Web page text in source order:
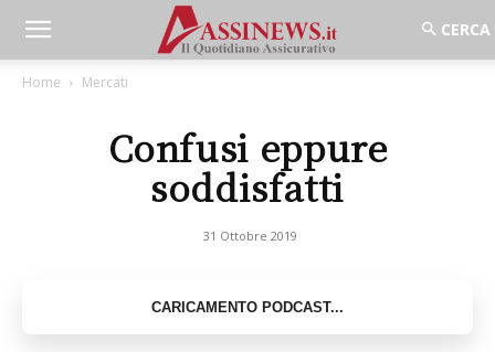
Home Mercati
Confusi eppure
soddisfatti
31 Ottobre 2019